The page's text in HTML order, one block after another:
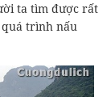
ta tìm được rất
quá trình nấu